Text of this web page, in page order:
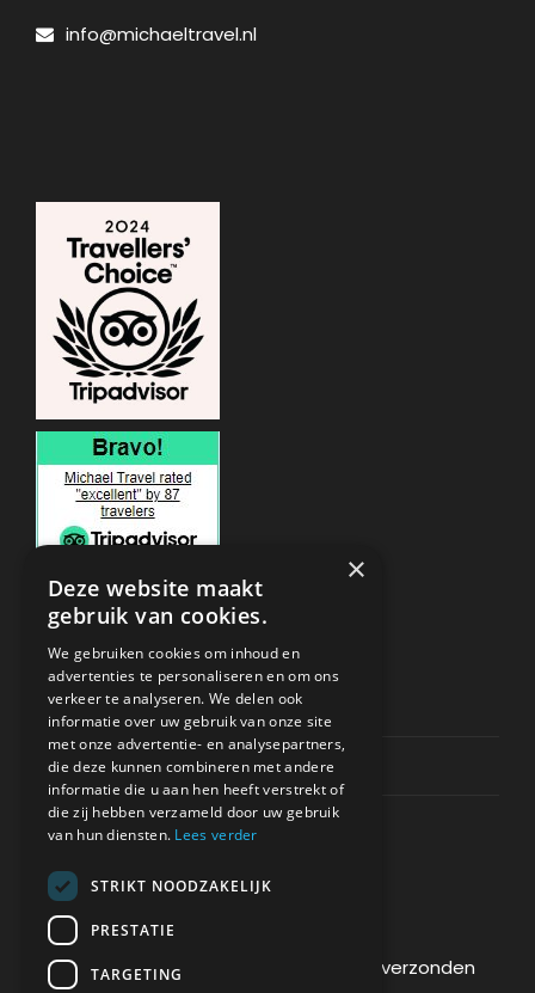
info@michaeltravel.nl
ONDERSTEUNING
Privacy & Policy
Contact Channels
BETAAL VEILIG BIJ ONS
De betaling wordt versleuteld en veilig verzonden
×
Deze website maakt
gebruik van cookies.
We gebruiken cookies om inhoud en
advertenties te personaliseren en om ons
verkeer te analyseren. We delen ook
informatie over uw gebruik van onze site
met onze advertentie- en analysepartners,
die deze kunnen combineren met andere
informatie die u aan hen heeft verstrekt of
die zij hebben verzameld door uw gebruik
van hun diensten. Lees verder
STRIKT NOODZAKELIJK
PRESTATIE
TARGETING